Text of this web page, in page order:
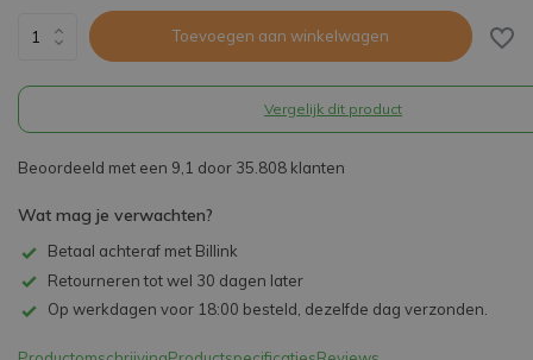
Toevoegen aan winkelwagen
Vergelijk dit product
Beoordeeld met een 9,1 door 35.808 klanten
Wat mag je verwachten?
Betaal achteraf met Billink
Retourneren tot wel 30 dagen later
Op werkdagen voor 18:00 besteld, dezelfde dag verzonden.